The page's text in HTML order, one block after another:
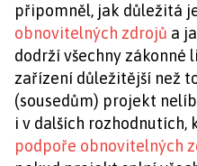
připomněl, jak důležitá
obnovitelných zdrojů a
dodrží všechny zákonné
zařízení důležitější než
(sousedům) projekt
i v dalších rozhodnutích,
podpoře obnovitelných